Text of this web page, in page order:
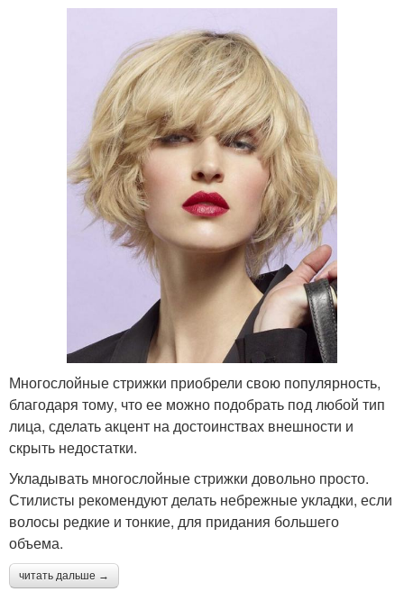
Многослойные стрижки приобрели свою популярность,
благодаря тому, что ее можно подобрать под любой тип
лица, сделать акцент на достоинствах внешности и
скрыть недостатки.
Укладывать многослойные стрижки довольно просто.
Стилисты рекомендуют делать небрежные укладки, если
волосы редкие и тонкие, для придания большего
объема.
читать дальше →